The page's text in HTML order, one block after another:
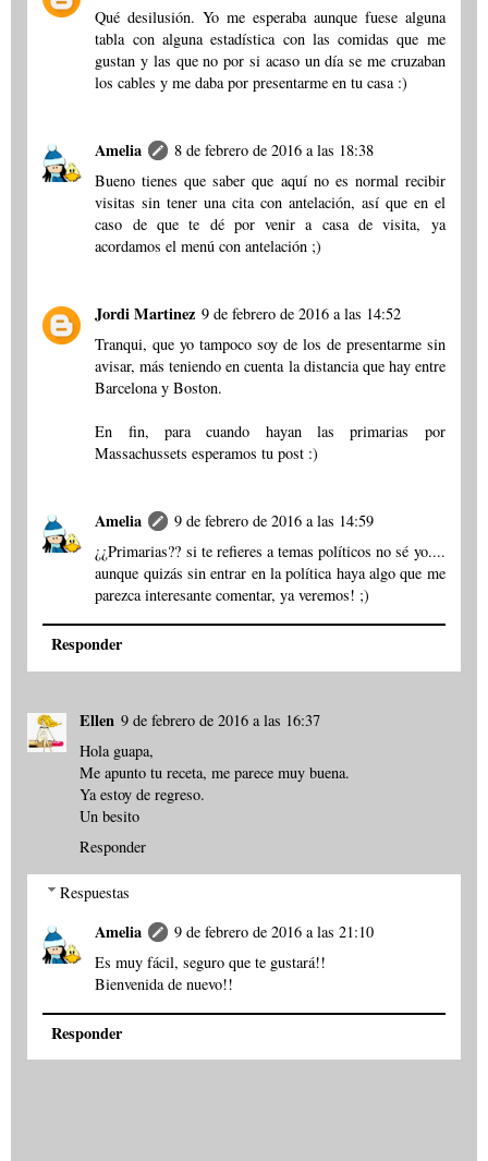
Qué desilusión. Yo me esperaba aunque fuese alguna
tabla con alguna estadística con las comidas que me
gustan y las que no por si acaso un día se me cruzaban
los cables y me daba por presentarme en tu casa :)
Amelia
8 de febrero de 2016 a las 18:38
Bueno tienes que saber que aquí no es normal recibir
visitas sin tener una cita con antelación, así que en el
caso de que te dé por venir a casa de visita, ya
acordamos el menú con antelación ;)
Jordi Martinez 9 de febrero de 2016 a las 14:52
Tranqui, que yo tampoco soy de los de presentarme sin
avisar, más teniendo en cuenta la distancia que hay entre
Barcelona y Boston.
En fin, para cuando hayan las primarias por
Massachussets esperamos tu post :)
Amelia
9 de febrero de 2016 a las 14:59
¿¿Primarias?? si te refieres a temas políticos no sé yo....
aunque quizás sin entrar en la política haya algo que me
parezca interesante comentar, ya veremos! ;)
Responder
Ellen 9 de febrero de 2016 a las 16:37
Hola guapa,
Me apunto tu receta, me parece muy buena.
Ya estoy de regreso.
Un besito
Responder
Respuestas
Amelia
9 de febrero de 2016 a las 21:10
Es muy fácil, seguro que te gustará!!
Bienvenida de nuevo!!
Responder